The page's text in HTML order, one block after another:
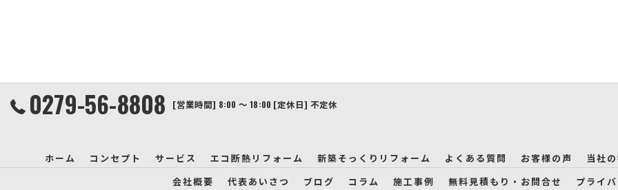
0279-56-8808 [営業時間] 8:00 ～ 18:00 [定休日] 不定休
ホーム コンセプト サービス エコ断熱リフォーム 新築そっくりリフォーム よくある質問 お客様の声 当社
会社概要
代表あいさつ ブログ コラム 施工事例 無料見積もり・お問合せ プライ